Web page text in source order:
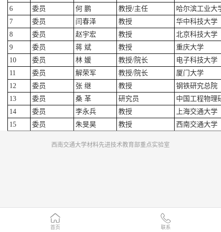
6
委员 何 鹏 教授/主任
哈尔滨工业大
7
委员 闫春泽 教授
华中科技大学
8
委员 赵宇宏 教授
北京科技大学
9
委员 蒋 斌 教授
重庆大学
10
委员 林 媛 教授/院长
电子科技大学
11
委员 解荣军 教授/院长
厦门大学
12
委员 张 继 教授
钢铁研究总院
13
委员 桑 革 研究员
中国工程物理
14
委员 李永兵 教授
上海交通大学
15
委员 朱旻昊 教授 西南交通大学
西南交通大学材料先进技术教育部重点实验室
首页 联系